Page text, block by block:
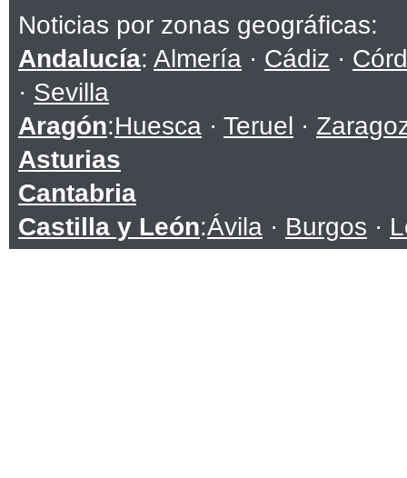
Noticias por zonas geográficas:
Andalucía: Almería · Cádiz ·
· Sevilla
Aragón:Huesca · Teruel ·
Asturias
Cantabria
Castilla y León:Ávila · Burgos ·